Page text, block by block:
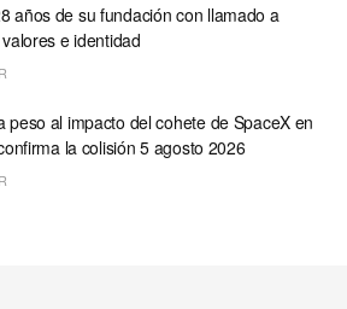
años de su fundación con llamado a
e identidad
peso al impacto del cohete de SpaceX en
la colisión 5 agosto 2026